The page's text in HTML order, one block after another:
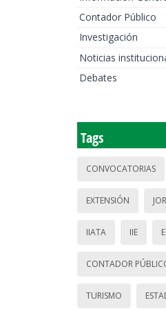
Contador Público
Investigación
Noticias
Debates
Tags
CONVOCATORIAS
EXTENSIÓN
IIATA IIE
CONTADOR
TURISMO